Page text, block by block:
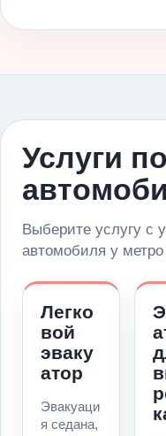
Услуги
Выберите услугу с
автомобиля у метро
Легко
вой
эваку
атор
Эвакуаци
я седана,